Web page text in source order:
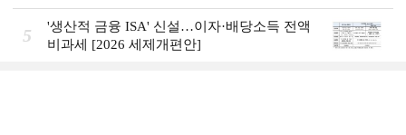
5
'생산적 금융 ISA' 신설…이자·배당소득 전액
비과세 [2026 세제개편안]